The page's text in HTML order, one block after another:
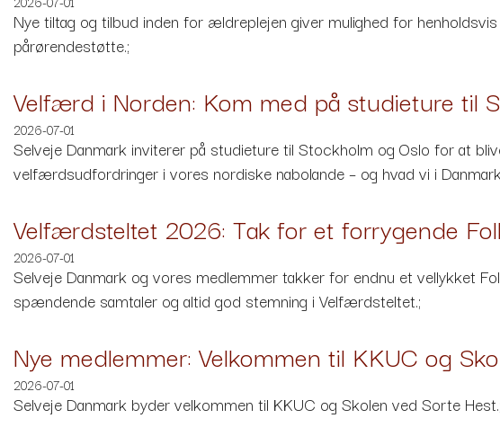
Nye tiltag og tilbud inden for ældreplejen giver mulighed for
pårørendestøtte.;
Velfærd i Norden: Kom med på studieture til
2026-07-01
Selveje Danmark inviterer på studieture til Stockholm og Oslo for at
velfærdsudfordringer i vores nordiske nabolande – og hvad vi i
Velfærdsteltet 2026: Tak for et forrygende
2026-07-01
Selveje Danmark og vores medlemmer takker for endnu et vellykket
spændende samtaler og altid god stemning i Velfærdsteltet.;
Nye medlemmer: Velkommen til KKUC og
2026-07-01
Selveje Danmark byder velkommen til KKUC og Skolen ved Sorte Hest.;